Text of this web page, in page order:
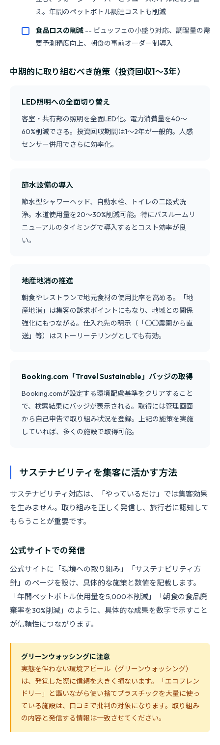
え。年間のペットボトル調達コストも削減
食品ロスの削減 -- ビュッフェの小盛り対応、調理量の需
要予測精度向上、朝食の事前オーダー制導入
中期的に取り組むべき施策（投資回収1〜3年）
LED照明への全面切り替え
客室・共有部の照明を全面LED化。電力消費量を40〜
60%削減できる。投資回収期間は1〜2年が一般的。人感
センサー併用でさらに効率化。
節水設備の導入
節水型シャワーヘッド、自動水栓、トイレの二段式洗
浄。水道使用量を20〜30%削減可能。特にバスルームリ
ニューアルのタイミングで導入するとコスト効率が良
い。
地産地消の推進
朝食やレストランで地元食材の使用比率を高める。「地
産地消」は集客の訴求ポイントにもなり、地域との関係
強化にもつながる。仕入れ先の明示（「〇〇農園から直
送」等）はストーリーテリングとしても有効。
Booking.com「Travel Sustainable」バッジの取得
Booking.comが設定する環境配慮基準をクリアすること
で、検索結果にバッジが表示される。取得には管理画面
から自己申告で取り組み状況を登録。上記の施策を実施
していれば、多くの施設で取得可能。
サステナビリティを集客に活かす方法
サステナビリティ対応は、「やっているだけ」では集客効果
を生みません。取り組みを正しく発信し、旅行者に認知して
もらうことが重要です。
公式サイトでの発信
公式サイトに「環境への取り組み」「サステナビリティ方
針」のページを設け、具体的な施策と数値を記載します。
「年間ペットボトル使用量を5,000本削減」「朝食の食品廃
棄率を30%削減」のように、具体的な成果を数字で示すこと
が信頼性につながります。
グリーンウォッシングに注意
実態を伴わない環境アピール（グリーンウォッシング）
は、発覚した際に信頼を大きく損ないます。「エコフレン
ドリー」と謳いながら使い捨てプラスチックを大量に使っ
ている施設は、口コミで批判の対象になります。取り組み
の内容と発信する情報は一致させてください。